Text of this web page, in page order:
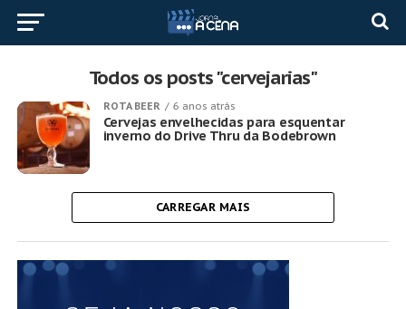
Todos os posts "cervejarias"
ROTA BEER 6 anos atrás
Cervejas envelhecidas para esquentar
inverno do Drive Thru da Bodebrown
CARREGAR MAIS